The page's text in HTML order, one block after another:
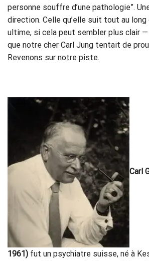
personne souffre d’une pathologie”.
direction. Celle qu’elle suit tout au
ultime, si cela peut sembler plus clair
que notre cher Carl Jung tentait de
Revenons sur notre piste.
Carl
1961) fut un psychiatre suisse, né à